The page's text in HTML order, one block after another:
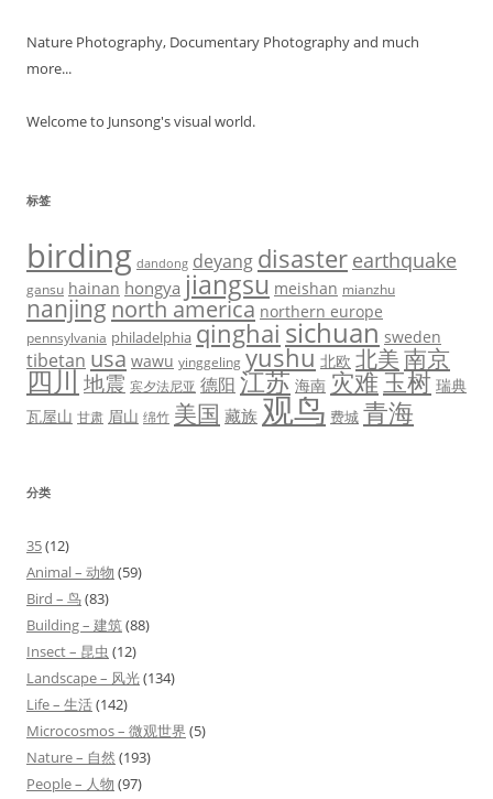
Nature Photography, Documentary Photography and much
more...
Welcome to Junsong's visual world.
标签
birding dandong deyang disaster earthquake
gansu hainan hongya jiangsu meishan mianzhu
nanjing north america northern europe
pennsylvania philadelphia qinghai sichuan sweden
tibetan usa wawu yinggeling yushu 北欧 北美南京
四川地震 宾夕法尼亚 德阳 江苏 海南 灾难玉树 瑞典
瓦屋山 甘肃 眉山 绵竹 美国 藏族 观鸟 费城 青海
分类
35(12)
Animal – 动物 (59)
Bird – 鸟(83)
Building – 建筑(88)
Insect – 昆虫 (12)
Landscape – 风光(134)
Life – 生活(142)
Microcosmos – 微观世界 (5)
Nature – 自然 (193)
People – 人物 (97)